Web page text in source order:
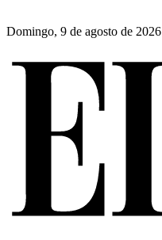
Domingo, 9 de agosto de 2026